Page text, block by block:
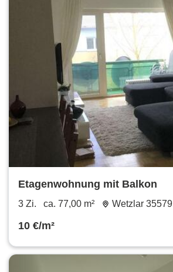
Etagenwohnung mit Balkon
3 Zi. ca. 77,00 m² Wetzlar 35579
10 €/m²